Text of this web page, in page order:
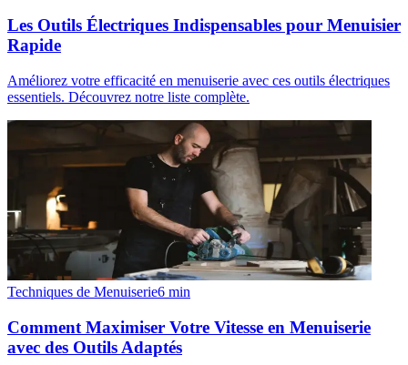
Les Outils Électriques Indispensables pour Menuisier
Rapide
Améliorez votre efficacité en menuiserie avec ces outils électriques
essentiels. Découvrez notre liste complète.
Techniques de Menuiserie6 min
Comment Maximiser Votre Vitesse en Menuiserie
avec des Outils Adaptés